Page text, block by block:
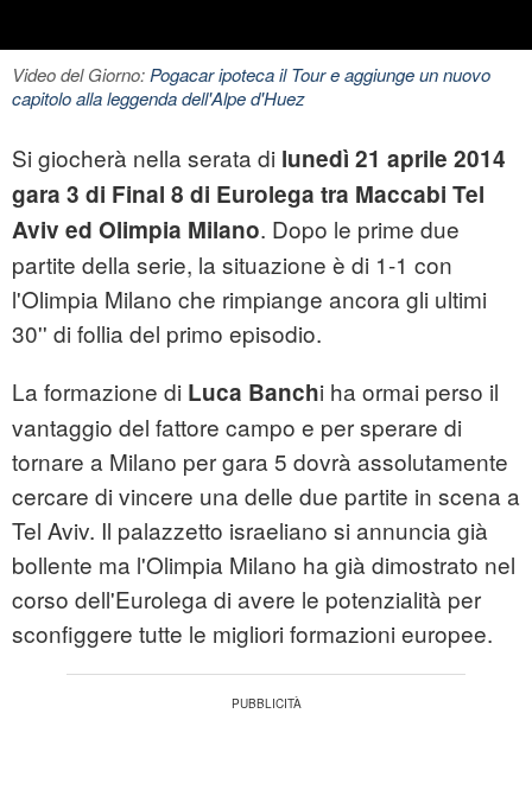
Video del Giorno: Pogacar ipoteca il Tour e aggiunge un nuovo
capitolo alla leggenda dell'Alpe d'Huez
Si giocherà nella serata di lunedì 21 aprile 2014
gara 3 di Final 8 di Eurolega tra Maccabi Tel
Aviv ed Olimpia Milano. Dopo le prime due
partite della serie, la situazione è di 1-1 con
l'Olimpia Milano che rimpiange ancora gli ultimi
30'' di follia del primo episodio.
La formazione di Luca Banchi ha ormai perso il
vantaggio del fattore campo e per sperare di
tornare a Milano per gara 5 dovrà assolutamente
cercare di vincere una delle due partite in scena a
Tel Aviv. Il palazzetto israeliano si annuncia già
bollente ma l'Olimpia Milano ha già dimostrato nel
corso dell'Eurolega di avere le potenzialità per
sconfiggere tutte le migliori formazioni europee.